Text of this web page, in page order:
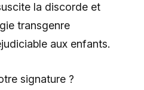
la discorde et
transgenre
aux enfants.
signature ?